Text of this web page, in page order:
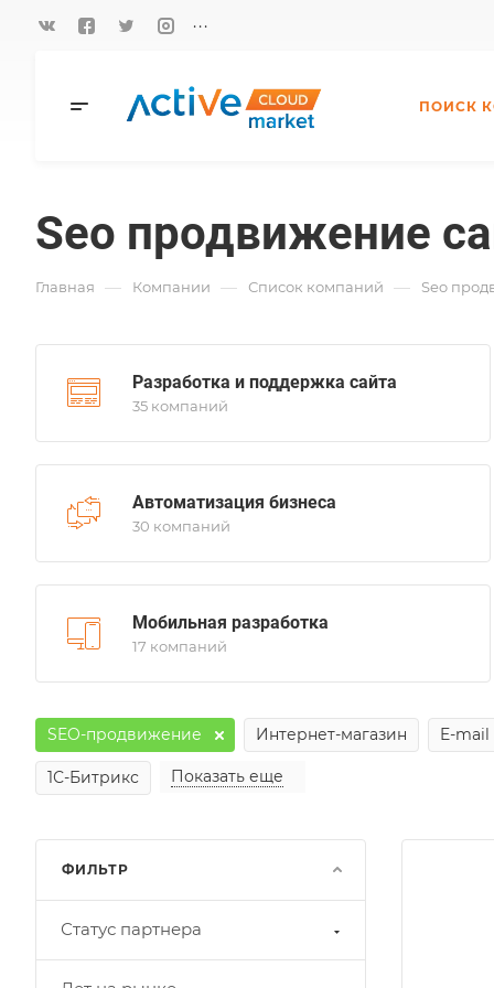
...
ПОИСК
Seo продвижение
Главная — Компании — Список компаний — Seo
Разработка и поддержка сайта
35 компаний
Автоматизация бизнеса
30 компаний
Мобильная разработка
17 компаний
Интернет-магазин E-
SEO-продвижение
1С-Битрикс Показать еще
РФ
ФИЛЬТР
Статус партнера